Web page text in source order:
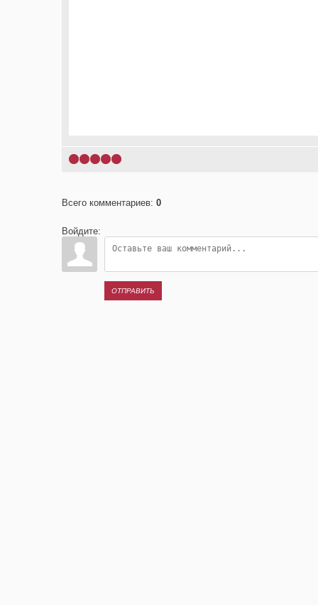
1 2 3 4
Всего комментариев: 0
Войдите:
ОТПРАВИТЬ